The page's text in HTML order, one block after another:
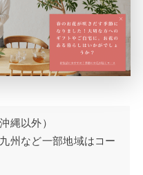
縄以外）
州など一部地域はコー